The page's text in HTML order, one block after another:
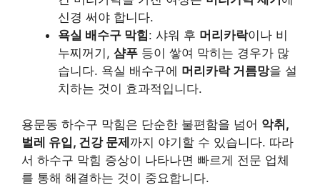
신경 써야 합니다.
욕실 배수구 막힘: 샤워 후 머리카락이나 비
누찌꺼기, 샴푸 등이 쌓여 막히는 경우가 많
습니다. 욕실 배수구에 머리카락 거름망을 설
치하는 것이 효과적입니다.
용문동 하수구 막힘은 단순한 불편함을 넘어 악취,
벌레 유입, 건강 문제 까지 야기할 수 있습니다. 따라
서 하수구 막힘 증상이 나타나면 빠르게 전문 업체
를 통해 해결하는 것이 중요합니다.